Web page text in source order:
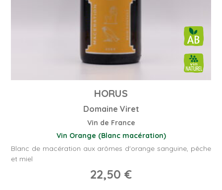
HORUS
Domaine Viret
Vin de France
Vin Orange (Blanc macération)
Blanc de macération aux arômes d'orange sanguine, pêche
et miel
22,50 €